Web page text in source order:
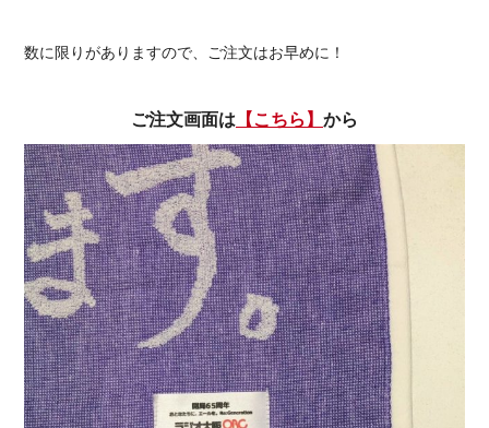
数に限りがありますので、ご注文はお早めに！
ご注文画面は 【こちら】 から